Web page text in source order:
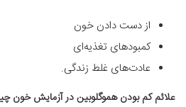
از دست دادن خون
کمبودهای تغذیه‌ای
عادت‌های غلط زندگی.
علائم کم بودن هموگلوبین در آزمایش خون